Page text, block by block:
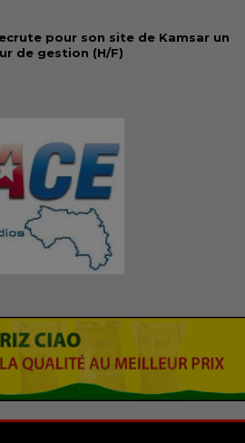
pour son site de Kamsar un
de gestion (H/F)